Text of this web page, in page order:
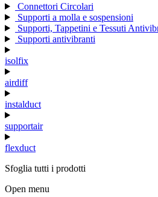
Connettori Circolari
Supporti a molla e sospensioni
Supporti, Tappetini e Tessuti
Supporti antivibranti
isolfix
airdiff
instalduct
supportair
flexduct
Sfoglia tutti i prodotti
Open menu